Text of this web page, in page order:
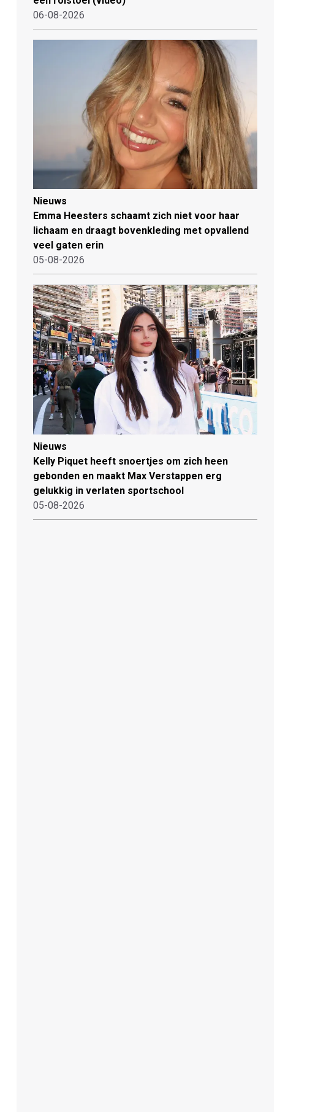
06-08-2026
Nieuws
Emma Heesters schaamt zich niet voor haar
lichaam en draagt bovenkleding met opvallend
veel gaten erin
05-08-2026
Nieuws
Kelly Piquet heeft snoertjes om zich heen
gebonden en maakt Max Verstappen erg
gelukkig in verlaten sportschool
05-08-2026